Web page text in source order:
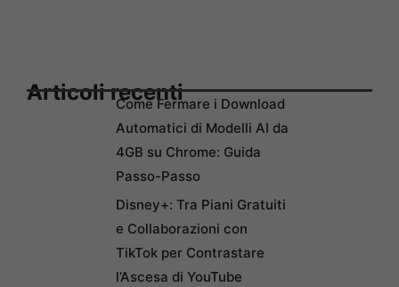
Articoli recentiCome Fermare i Download
Automatici di Modelli AI da
4GB su Chrome: Guida
Passo-Passo
Disney+: Tra Piani Gratuiti
e Collaborazioni con
TikTok per Contrastare
l’Ascesa di YouTube